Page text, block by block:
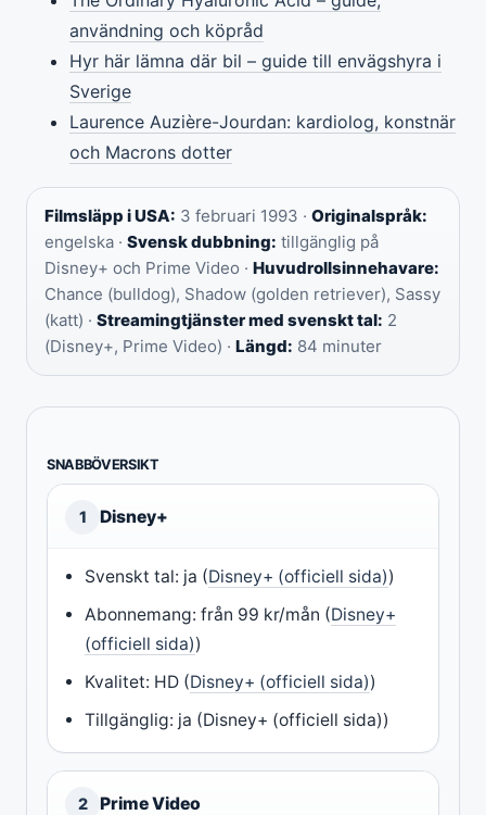
användning och köpråd
Hyr här lämna där bil – guide till envägshyra i
Sverige
Laurence Auzière-Jourdan: kardiolog, konstnär
och Macrons dotter
Filmsläpp i USA: 3 februari 1993 · Originalspråk:
engelska · Svensk dubbning: tillgänglig på
Disney+ och Prime Video · Huvudrollsinnehavare:
Chance (bulldog), Shadow (golden retriever), Sassy
(katt) · Streamingtjänster med svenskt tal: 2
(Disney+, Prime Video) · Längd: 84 minuter
SNABBÖVERSIKT
1 Disney+
Svenskt tal: ja (Disney+ (officiell sida))
Abonnemang: från 99 kr/mån (Disney+
(officiell sida))
Kvalitet: HD (Disney+ (officiell sida))
Tillgänglig: ja (Disney+ (officiell sida))
2 Prime Video